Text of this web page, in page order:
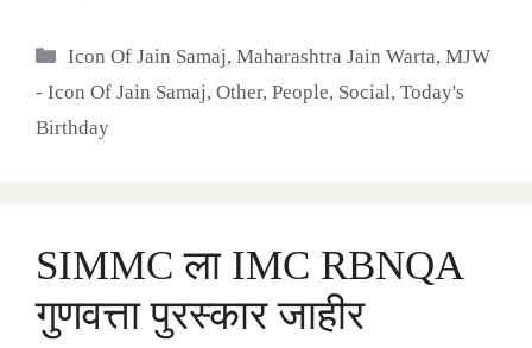
Categories
Icon Of Jain Samaj,Maharashtra Jain Warta,MJW
- Icon Of Jain Samaj, Other, People, Social, Today's
Birthday
SIMMC ला IMC RBNQA
गुणवत्ता पुरस्कार जाहीर